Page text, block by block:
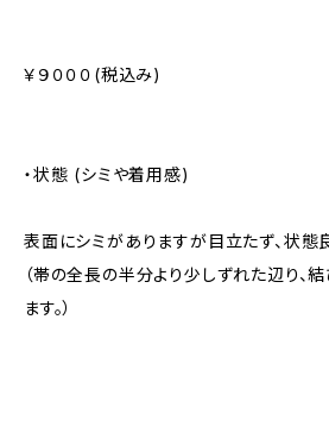
￥９０００(税込み)
・状態 (シミや着用感)
表面にシミがありますが目立たず、状
（帯の全長の半分より少しずれた辺り、
ます。）